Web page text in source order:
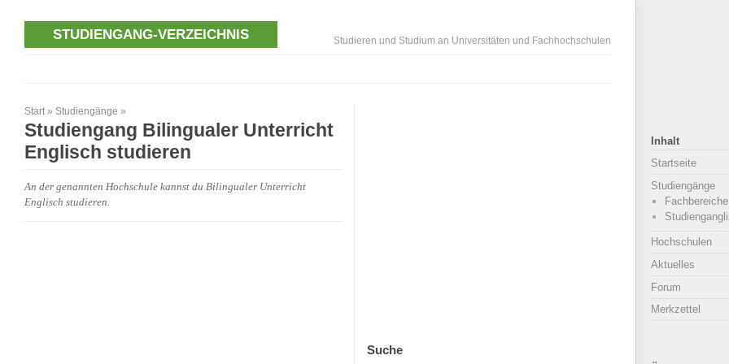
STUDIENGANG-VERZEICHNIS Studieren und Studium an Universitäten und Fachhochschulen
Start » Studiengänge »
Studiengang Bilingualer Unterricht
Englisch studieren
An der genannten Hochschule kannst du Bilingualer Unterricht
Englisch studieren.
Suche
Inhalt
Startseite
Studiengänge
Fachbereiche
Hochschulen
Aktuelles
Forum
Merkzettel